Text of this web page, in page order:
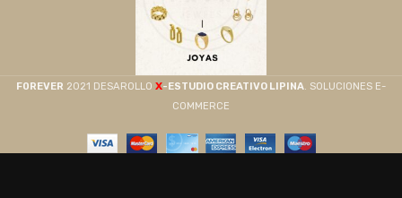
F0REVER 2021 DESAROLLO X-ESTUDIO CREATIVO LIPINA. SOLUCIONES E-
COMMERCE